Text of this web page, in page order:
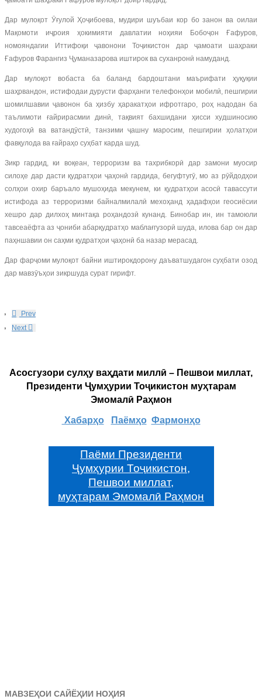
Дар мулоқот Ӯғулой Ҳоҷибоева, мудири шуъбаи кор бо занон ва оилаи
Мақомоти иҷроия ҳокимияти давлатии ноҳияи Бобоҷон Ғафуров,
номояндагии Иттифоқи ҷавонони Тоҷикистон дар ҷамоати шаҳраки
Ғафуров Фарангиз Ҷуманазарова иштирок ва суханронӣ намуданд.
Дар мулоқот вобаста ба баланд бардоштани маърифати ҳуқуқии
шаҳрвандон, истифодаи дурусти фарҳанги телефонҳои мобилӣ, пешгирии
шомилшавии ҷавонон ба ҳизбу ҳаракатҳои ифротгаро, роҳ надодан ба
таълимоти ғайрирасмии динӣ, тақвият бахшидани ҳисси худшиносию
худогоҳӣ ва ватандӯстӣ, танзими ҷашну маросим, пешгирии ҳолатҳои
фавқулода ва ғайраҳо суҳбат карда шуд.
Зикр гардид, ки воқеан, терроризм ва тахрибкорӣ дар замони муосир
силоҳе дар дасти қудратҳои ҷаҳонӣ гардида, бегуфтугӯ, мо аз рӯйдодҳои
солҳои охир баръало мушоҳида мекунем, ки қудратҳои асосӣ тавассути
истифода аз терроризми байналмилалӣ мехоҳанд ҳадафҳои геосиёсии
хешро дар дилхоҳ минтақа роҳандозӣ кунанд. Бинобар ин, ин тамоюли
тавсеаёфта аз ҷониби абарқудратҳо маблағгузорӣ шуда, илова бар он дар
паҳншавии он саҳми қудратҳои ҷаҳонӣ ба назар мерасад.
Дар фарҷоми мулоқот байни иштирокдорону даъватшудагон суҳбати озод
дар мавзӯъҳои зикршуда сурат гирифт.
Prev
Next
Асосгузори сулҳу ваҳдати миллӣ – Пешвои миллат,
Президенти Ҷумҳурии Тоҷикистон муҳтарам
Эмомалӣ Раҳмон
Хабарҳо Паёмҳо Фармонҳо
Паёми Президенти
Ҷумҳурии Тоҷикистон,
Пешвои миллат,
муҳтарам Эмомалӣ Раҳмон
МАВЗЕҲОИ САЙЁҲИИ НОҲИЯ